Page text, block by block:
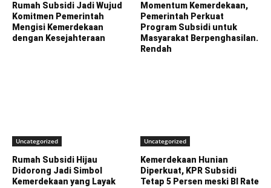
Rumah Subsidi Jadi Wujud
Komitmen Pemerintah
Mengisi Kemerdekaan
dengan Kesejahteraan
Momentum Kemerdekaan,
Pemerintah Perkuat
Program Subsidi untuk
Masyarakat Berpenghasilan.
Rendah
Uncategorized
Rumah Subsidi Hijau
Didorong Jadi Simbol
Kemerdekaan yang Layak
Uncategorized
Kemerdekaan Hunian
Diperkuat, KPR Subsidi
Tetap 5 Persen meski BI Rate